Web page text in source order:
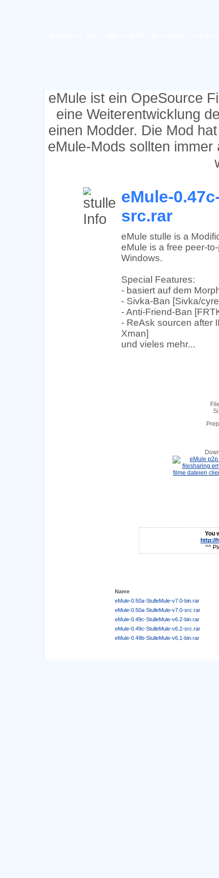
eMule ist ein OpeSource
eine Weiterentwicklung
einen Modder. Die Mod
eMule-Mods sollten
eMule-
src.rar
eMule stulle is a
eMule is a free peer-
Windows.
Special Features:
- basiert auf dem
- Sivka-Ban [Sivka/
- Anti-Friend-Ban
- ReAsk sourcen after
Xman]
und vieles mehr...
You
http://
^^
Name
eMule-0.50a-StulleMule-v7.0-bin.rar
eMule-0.50a-StulleMule-v7.0-src.rar
eMule-0.49c-StulleMule-v6.2-bin.rar
eMule-0.49c-StulleMule-v6.2-src.rar
eMule-0.49b-StulleMule-v6.1-bin.rar